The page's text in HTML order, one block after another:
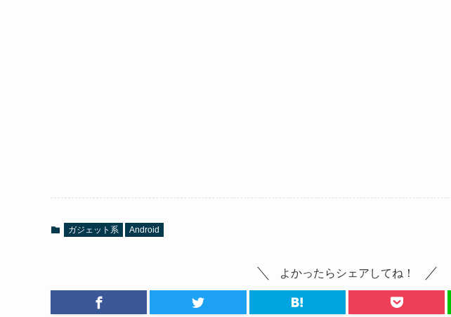
ガジェット系 Android
よかったらシェアしてね！